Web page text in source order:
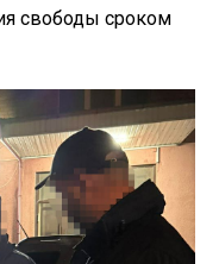
свободы сроком